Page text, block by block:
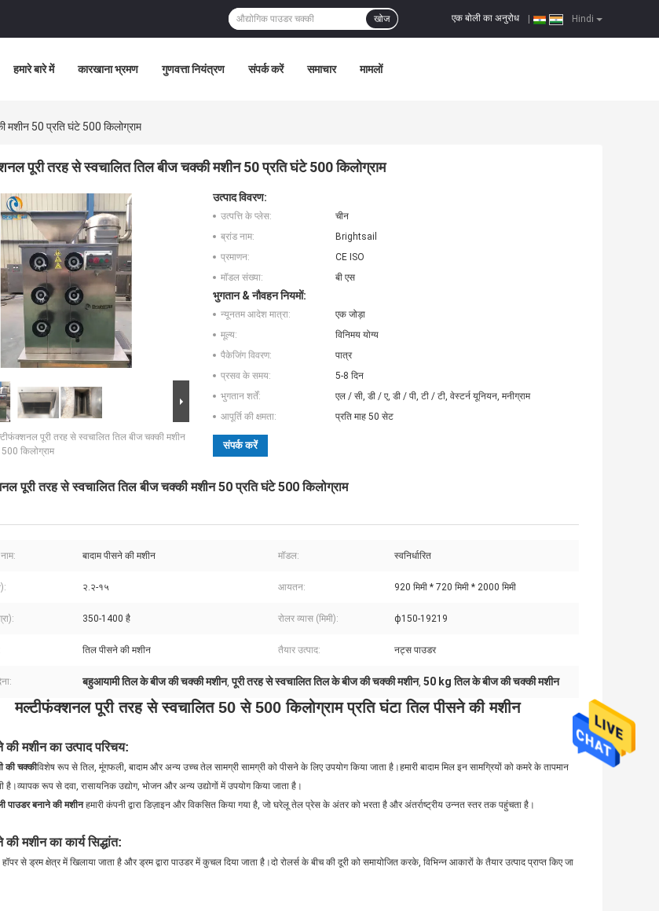
Hindi
एक बोली का अनुरोध
खोज
हमारे बारे में कारखाना भ्रमण गुणवत्ता नियंत्रण संपर्क करें समाचार मामलों
मशीन 50 प्रति घंटे 500 किलोग्राम
पूरी तरह से स्वचालित तिल बीज चक्की मशीन 50 प्रति घंटे 500 किलोग्राम
पूरी तरह से स्वचालित तिल बीज चक्की मशीन
किलोग्राम
उत्पाद विवरण:
उत्पत्ति के प्लेस:
चीन
ब्रांड नाम:
Brightsail
प्रमाणन:
CE ISO
मॉडल संख्या:
बी एस
भुगतान & नौवहन नियमों:
न्यूनतम आदेश मात्रा:
एक जोड़ा
मूल्य:
विनिमय योग्य
पैकेजिंग विवरण:
पात्र
प्रसव के समय:
5-8 दिन
भुगतान शर्तें:
एल / सी, डी / ए, डी / पी, टी / टी, वेस्टर्न यूनियन, मनीग्राम
आपूर्ति की क्षमता:
प्रति माह 50 सेट
संपर्क करें
पूरी तरह से स्वचालित तिल बीज चक्की मशीन 50 प्रति घंटे 500 किलोग्राम
बादाम पीसने की मशीन मॉडल: स्वनिर्धारित
२.२-१५ आयतन: 920 मिमी * 720 मिमी * 2000 मिमी
350-1400 है रोलर व्यास (मिमी): ϕ150-19219
तिल पीसने की मशीन तैयार उत्पाद: नट्स पाउडर
बहुआयामी तिल के बीज की चक्की मशीन,पूरी तरह से स्वचालित तिल के बीज की चक्की मशीन, 50 kg तिल के बीज की चक्की मशीन
मल्टीफंक्शनल पूरी तरह से स्वचालित 50 से 500 किलोग्राम प्रति घंटा तिल पीसने की मशीन
की मशीन का उत्पाद परिचय:
की चक्कीविशेष रूप से तिल, मूंगफली, बादाम और अन्य उच्च तेल सामग्री सामग्री को पीसने के लिए उपयोग किया जाता है।हमारी बादाम मिल इन सामग्रियों को कमरे के तापमान
है।व्यापक रूप से दवा, रासायनिक उद्योग, भोजन और अन्य उद्योगों में उपयोग किया जाता है।
पाउडर बनाने की मशीनहमारी कंपनी द्वारा डिज़ाइन और विकसित किया गया है, जो घरेलू तेल प्रेस के अंतर को भरता है और अंतर्राष्ट्रीय उन्नत स्तर तक पहुंचता है।
मशीन का कार्य सिद्धांत:
से ड्रम क्षेत्र में खिलाया जाता है और ड्रम द्वारा पाउडर में कुचल दिया जाता है।दो रोलर्स के बीच की दूरी को समायोजित करके, विभिन्न आकारों के तैयार उत्पाद प्राप्त किए जा